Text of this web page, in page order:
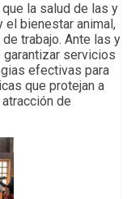
la salud de las y
el bienestar animal,
trabajo. Ante las y
garantizar servicios
efectivas para
que protejan a
de